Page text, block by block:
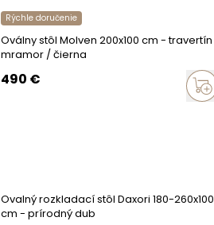
Rýchle doručenie
Oválny stôl Molven 200x100 cm - travertín
mramor / čierna
490 €
Ovalný rozkladací stôl Daxori 180-260x100
cm - prírodný dub